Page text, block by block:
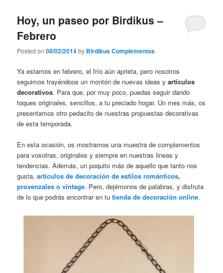
Hoy, un paseo por Birdikus –
Febrero
Posted on08/02/2014by Birdikus Complementos
Ya estamos en febrero, el frío aún aprieta, pero nosotros
seguimos trayéndoos un montón de nuevas ideas yartículos
decorativos. Para que, por muy poco, puedas seguir dando
toques originales, sencillos, a tu preciado hogar. Un mes más, os
presentamos otro pedacito de nuestras propuestas decorativas
de esta temporada.
En esta ocasión, os mostramos una muestra de complementos
para vosotras, originales y siempre en nuestras lineas y
tendencias. Además, un poquito más de aquello que tanto nos
gusta,artículos de decoración de estilos románticos,
provenzales o vintage. Pero, dejémonos de palabras, y disfruta
de lo que podrás encontrar en tutienda de decoración online.